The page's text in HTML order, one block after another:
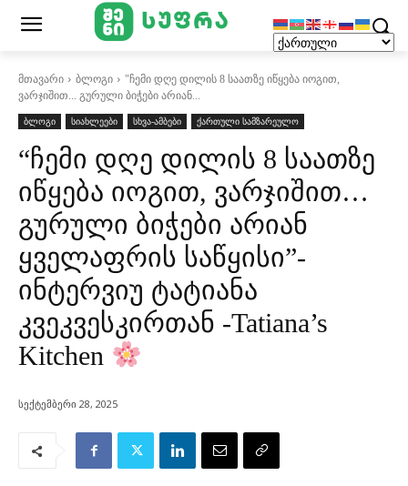
მთავარი ბლოგი
"ჩემი დღე დილის 8 საათზე იწყება იოგით,
ვარჯიშით... გურული ბიჭები არიან...
ბლოგი
სიახლეები სხვა-ამბები ქართული სამზარეულო
“ჩემი დღე დილის 8 საათზე
იწყება იოგით, ვარჯიშით…
გურული ბიჭები არიან
ყველაფრის საწყისი”-
ინტერვიუ ტატიანა
კვეკვესკირთან -Tatiana’s
Kitchen
სექტემბერი 28, 2025